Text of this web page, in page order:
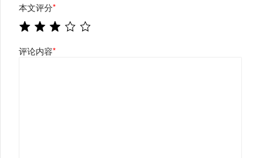
本文评分*
评论内容*